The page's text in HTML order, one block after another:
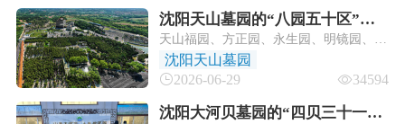
成"玉带缠腰"的聚财之象，地下6米稳定
水位既符合"土厚水深"的风水古训，又确
保骨灰安存无忧。
沈阳天山墓园的“八园五十区”有
哪些具体的布局？
天山福园、方正园、永生园、明镜园、福
兴园、福禄园、怡静园、慧心园、永芳
园，再加至心苑/至善苑/至和苑/至臻苑。
沈阳天山墓园
2026-06-29
34594
沈阳大河贝墓园的“四贝三十一